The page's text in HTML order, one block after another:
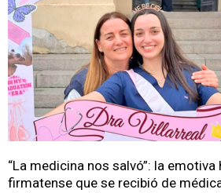
“La medicina nos salvó”: la
firmatense que se recibió de